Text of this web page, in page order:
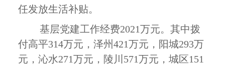
任发放生活补贴。
基层党建工作经费2021万元。其中拨
付高平314万元，泽州421万元，阳城293万
元，沁水271万元，陵川 571万元，城区151